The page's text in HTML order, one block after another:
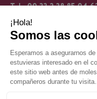
Tel.:00 33 2 38 85 04
De lunes a viernes de 9:00 a
Francia).
4.7
CuisineAddict
basada en más
por su fidelidad.
VER TODAS LAS